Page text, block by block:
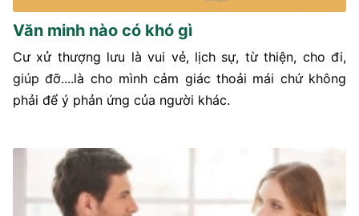
Văn minh nào có khó gì
Cư xử thượng lưu là vui vẻ, lịch sự, từ thiện, cho đi,
giúp đỡ....là cho mình cảm giác thoải mái chứ không
phải để ý phản ứng của người khác.